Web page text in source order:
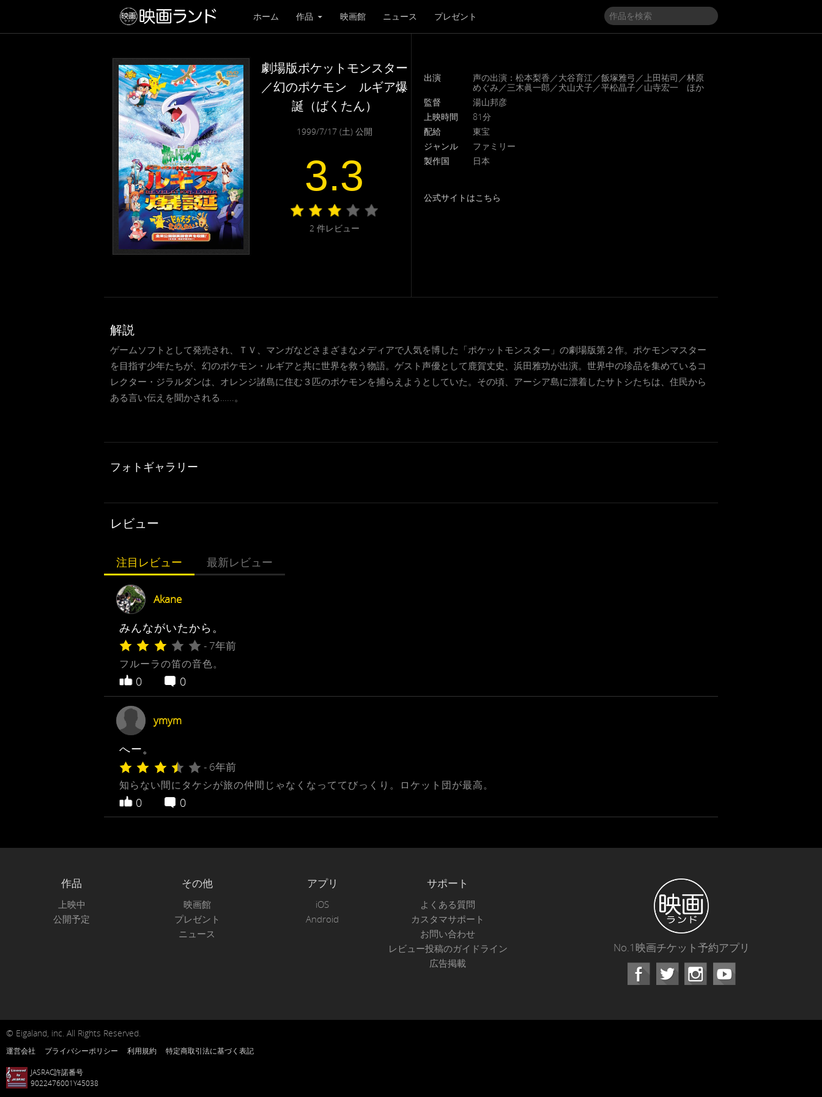
ホーム 作品 映画館 ニュース プレゼント
劇場版ポケットモンスター
／幻のポケモン ルギア爆
誕（ばくたん）
1999/7/17 (土) 公開
3.3
2 件レビュー
出演
声の出演：松本梨香／大谷育江／飯塚雅弓／上田祐司／林原
めぐみ／三木眞一郎／犬山犬子／平松晶子／山寺宏一 ほか
監督
湯山邦彦
上映時間
81分
配給
東宝
ジャンル
ファミリー
製作国
日本
公式サイトはこちら
解説
ゲームソフトとして発売され、ＴＶ、マンガなどさまざまなメディアで人気を博した「ポケットモンスター」の劇場版第２作。ポケモンマスター
を目指す少年たちが、幻のポケモン・ルギアと共に世界を救う物語。ゲスト声優として鹿賀丈史、浜田雅功が出演。世界中の珍品を集めているコ
レクター・ジラルダンは、オレンジ諸島に住む３匹のポケモンを捕らえようとしていた。その頃、アーシア島に漂着したサトシたちは、住民から
ある言い伝えを聞かされる…...。
フォトギャラリー
レビュー
注目レビュー 最新レビュー
Akane
みんながいたから。
- 7年前
フルーラの笛の音色。
0 0
ymym
へー。
- 6年前
知らない間にタケシが旅の仲間じゃなくなっててびっくり。ロケット団が最高。
0 0
作品
上映中
公開予定
その他
映画館
プレゼント
ニュース
アプリ
iOS
Android
サポート
よくある質問
カスタマサポート
お問い合わせ
レビュー投稿のガイドライン
広告掲載
No.1映画チケット予約アプリ
Facebook Instagram
© Eigaland, inc. All Rights Reserved.
運営会社 プライバシーポリシー 利用規約 特定商取引法に基づく表記
JASRAC許諾番号
9022476001Y45038